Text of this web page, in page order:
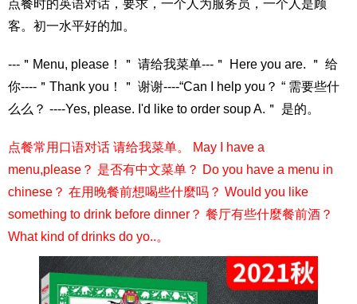
点餐时的英语对话，要求，一个人为服务员，一个人是顾
客。初一水平好的加。
---＂Menu, please！＂ 请给我菜单---＂ Here you are. ＂ 给
你----＂Thank you！＂ 谢谢----“Can I help you？ “ 需要些什
么么？ ----Yes, please. I'd like to order soup A.＂ 是的。
点餐常用口语对话 请给我菜单。 May I have a
menu,please？ 是否有中文菜单？ Do you have a menu in
chinese？ 在用晚餐前想喝些什麼吗？ Would you like
something to drink before dinner？ 餐厅有些什麼餐前酒？
What kind of drinks do yo..。